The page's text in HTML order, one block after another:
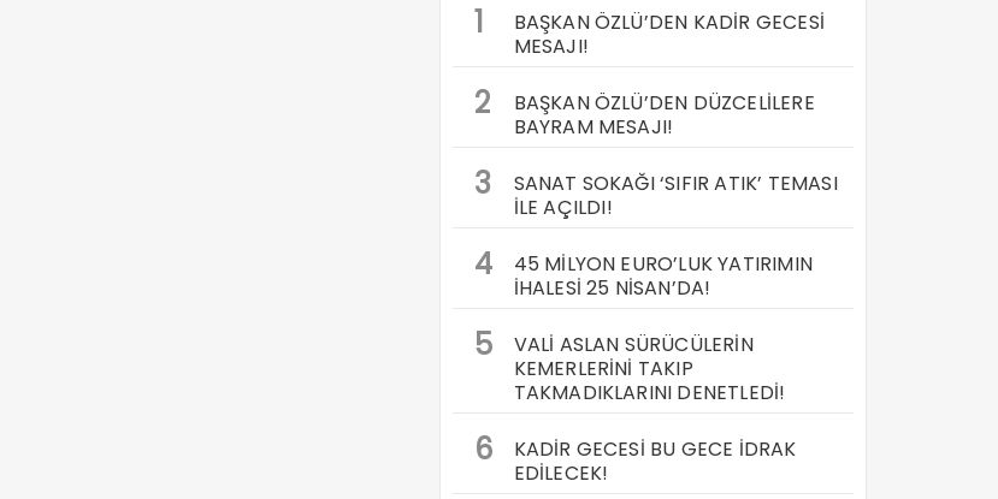
1
BAŞKAN ÖZLÜ’DEN KADİR GECESİ
MESAJI!
2
BAŞKAN ÖZLÜ’DEN DÜZCELİLERE
BAYRAM MESAJI!
3
SANAT SOKAĞI ‘SIFIR ATIK’ TEMASI
İLE AÇILDI!
4
45 MİLYON EURO’LUK YATIRIMIN
İHALESİ 25 NİSAN’DA!
5
VALİ ASLAN SÜRÜCÜLERİN
KEMERLERİNİ TAKIP
TAKMADIKLARINI DENETLEDİ!
6
KADİR GECESİ BU GECE İDRAK
EDİLECEK!